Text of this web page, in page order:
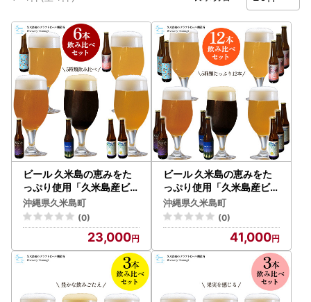
ビール 久米島の恵みをた
っぷり使用「久米島産ビー
ル飲み比べ6本セット」 ク
ラフトビール
沖縄県久米島町
(0)
23,000
ビール 久米島の恵みをた
っぷり使用「久米島産ビー
ル飲み比べ5種12本セット
」 クラフトビール
沖縄県久米島町
(0)
41,000